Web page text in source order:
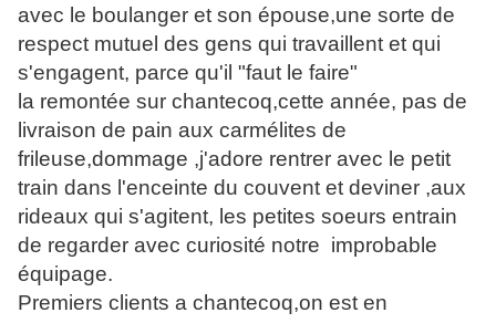
avec le boulanger et son épouse,une sorte de
respect mutuel des gens qui travaillent et qui
s'engagent, parce qu'il "faut le faire"
la remontée sur chantecoq,cette année, pas de
livraison de pain aux carmélites de
frileuse,dommage ,j'adore rentrer avec le petit
train dans l'enceinte du couvent et deviner ,aux
rideaux qui s'agitent, les petites soeurs entrain
de regarder avec curiosité notre improbable
équipage.
Premiers clients a chantecoq,on est en